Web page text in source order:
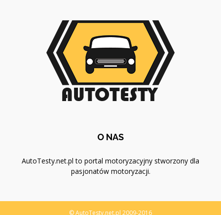
O NAS
AutoTesty.net.pl to portal motoryzacyjny stworzony dla
pasjonatów motoryzacji.
© AutoTesty.net.pl 2009-2016